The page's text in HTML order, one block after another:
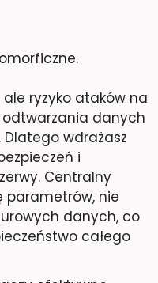
ryzyko ataków na
danych
wdrażasz
i
Centralny
parametrów, nie
danych, co
całego